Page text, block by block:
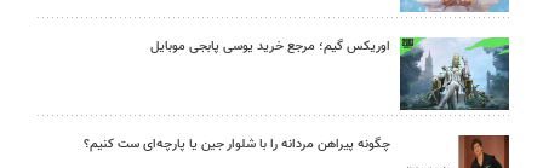
اوریکس گیم؛ مرجع خرید یوسی پابجی موبایل
چگونه پیراهن مردانه را با شلوار جین یا پارچه‌ای ست کنیم؟